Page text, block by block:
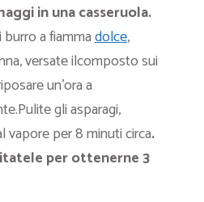
in una casseruola.
a fiammadolce,
versate ilcomposto sui
un’ora a
gli asparagi,
vapore per 8 minuti circa.
per ottenerne 3